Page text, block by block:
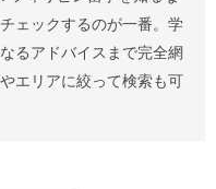
ェックするのが一番。学
るアドバイスまで完全網
エリアに絞って検索も可